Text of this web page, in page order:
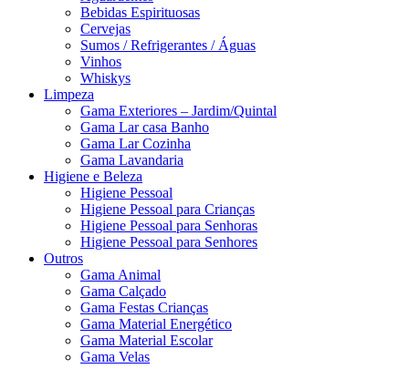
Bebidas Espirituosas
Cervejas
Sumos / Refrigerantes / Águas
Vinhos
Whiskys
Limpeza
Gama Exteriores – Jardim/Quintal
Gama Lar casa Banho
Gama Lar Cozinha
Gama Lavandaria
Higiene e Beleza
Higiene Pessoal
Higiene Pessoal para Crianças
Higiene Pessoal para Senhoras
Higiene Pessoal para Senhores
Outros
Gama Animal
Gama Calçado
Gama Festas Crianças
Gama Material Energético
Gama Material Escolar
Gama Velas